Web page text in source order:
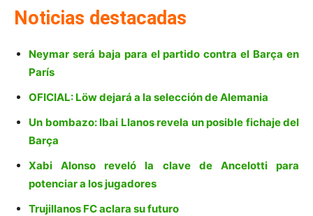
Noticias destacadas
Neymar será baja para el partido contra el Barça en
París
OFICIAL: Löw dejará a la selección de Alemania
Un bombazo: Ibai Llanos revela un posible fichaje del
Barça
Xabi Alonso reveló la clave de Ancelotti para
potenciar a los jugadores
Trujillanos FC aclara su futuro